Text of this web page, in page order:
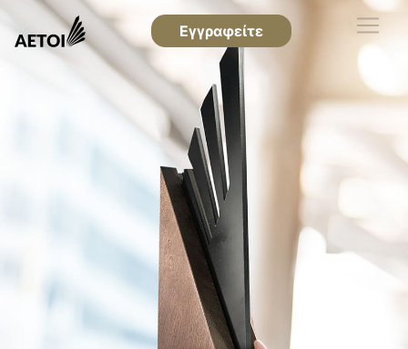
Εγγραφείτε